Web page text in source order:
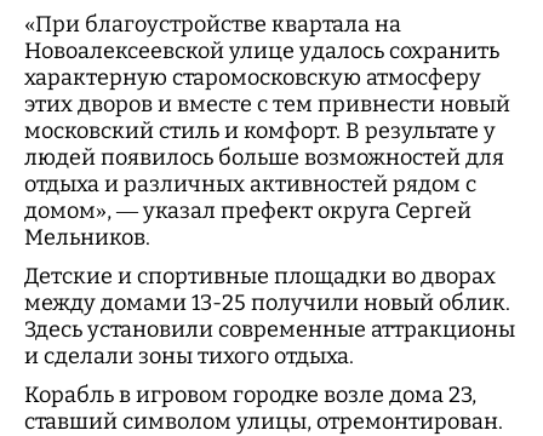
«При благоустройстве квартала на
Новоалексеевской улице удалось сохранить
характерную старомосковскую атмосферу
этих дворов и вместе с тем привнести новый
московский стиль и комфорт. В результате у
людей появилось больше возможностей для
отдыха и различных активностей рядом с
домом», — указал префект округа Сергей
Мельников.
Детские и спортивные площадки во дворах
между домами 13-25 получили новый облик.
Здесь установили современные аттракционы
и сделали зоны тихого отдыха.
Корабль в игровом городке возле дома 23,
ставший символом улицы, отремонтирован.